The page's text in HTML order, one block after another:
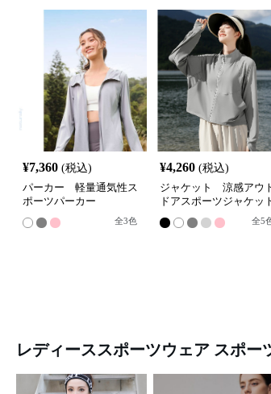
¥7,360 (税込)
パーカー 軽量通気性ス
ポーツパーカー
全3色
¥4,260 (税込)
ジャケット 涼感アウ
ドアスポーツジャケッ
全5
レディーススポーツウェア スポー